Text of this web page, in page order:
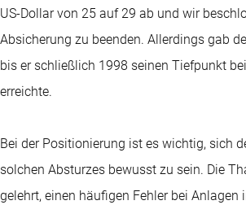
US-Dollar von 25 auf 29 ab und wir
Absicherung zu beenden. Allerdings gab
bis er schließlich 1998 seinen Tiefpunkt
erreichte.
Bei der Positionierung ist es wichtig, sich
solchen Absturzes bewusst zu sein. Die
gelehrt, einen häufigen Fehler bei Anlagen